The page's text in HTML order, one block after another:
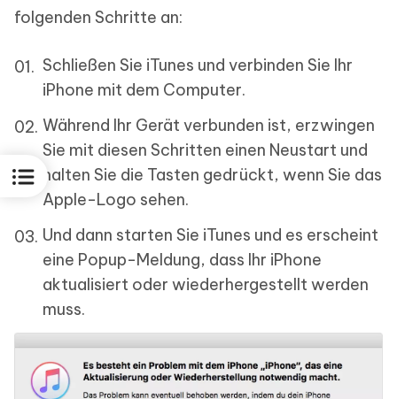
folgenden Schritte an:
Schließen Sie iTunes und verbinden Sie Ihr
iPhone mit dem Computer.
Während Ihr Gerät verbunden ist, erzwingen
Sie mit diesen Schritten einen Neustart und
halten Sie die Tasten gedrückt, wenn Sie das
Apple-Logo sehen.
Und dann starten Sie iTunes und es erscheint
eine Popup-Meldung, dass Ihr iPhone
aktualisiert oder wiederhergestellt werden
muss.